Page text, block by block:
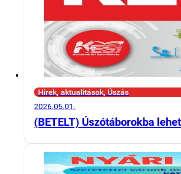
Hírek, aktualitások, Úszás
2026.05.01.
(BETELT) Úszótáborokba